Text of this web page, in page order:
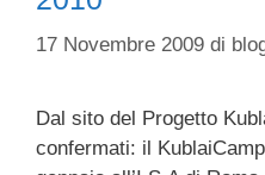
17 Novembre 2009 di
Dal sito del Progetto
confermati: il